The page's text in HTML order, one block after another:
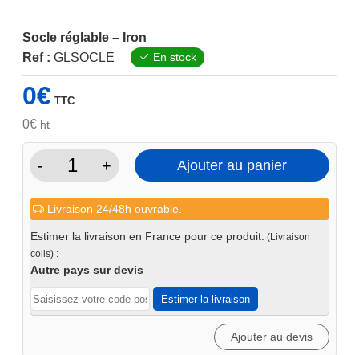
Socle réglable – Iron
Ref : GLSOCLE En stock
0€ TTC
0€ht
-
quantité
Socle
réglable
Iron
+ Ajouter au panier
Livraison 24/48h ouvrable.
Estimer la livraison en France pour ce produit. (Livraison
colis) :
Autre pays sur devis
Estimer la livraison
Ajouter au devis